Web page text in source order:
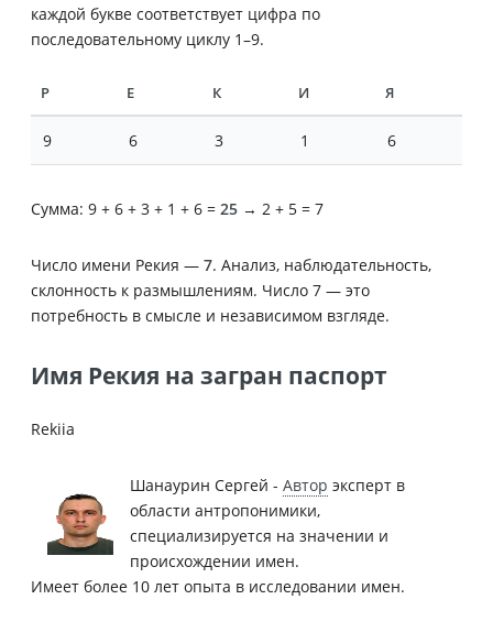
каждой букве соответствует цифра по
последовательному циклу 1–9.
Р Е К И Я
9 6 3 1 6
Сумма: 9 + 6 + 3 + 1 + 6 = 25 → 2 + 5 = 7
Число имени Рекия — 7. Анализ, наблюдательность,
склонность к размышлениям. Число 7 — это
потребность в смысле и независимом взгляде.
Имя Рекия на загран паспорт
Rekiia
Шанаурин Сергей - Автор эксперт в
области антропонимики,
специализируется на значении и
происхождении имен.
Имеет более 10 лет опыта в исследовании имен.